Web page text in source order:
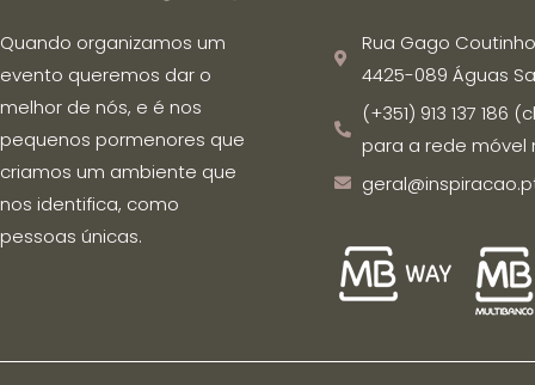
Quando organizamos um
evento queremos dar o
melhor de nós, e é nos
pequenos pormenores que
criamos um ambiente que
nos identifica, como
pessoas únicas.
Rua Gago
4425-089 Águas
(+351) 913 137 186
para a rede móvel